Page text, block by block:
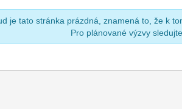
je tato stránka prázdná, znamená to, že k
Pro plánované výzvy